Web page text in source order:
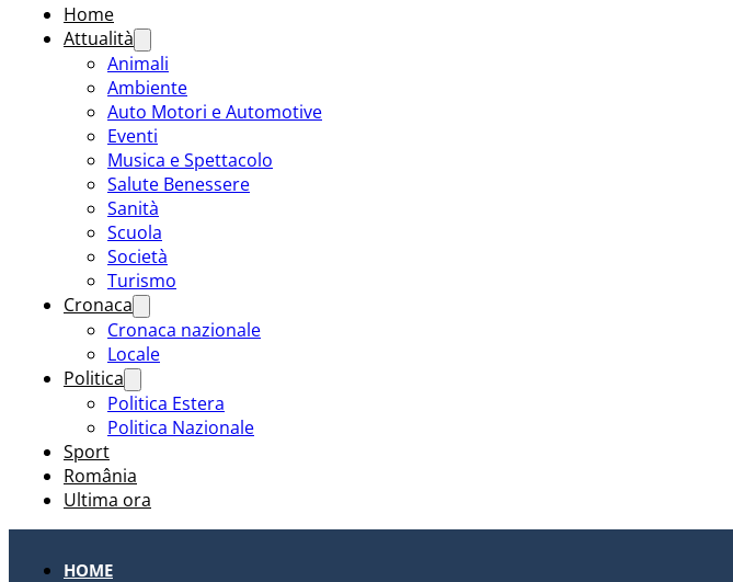
Home
Attualità
Animali
Ambiente
Auto Motori e Automotive
Eventi
Musica e Spettacolo
Salute Benessere
Sanità
Scuola
Società
Turismo
Cronaca
Cronaca nazionale
Locale
Politica
Politica Estera
Politica Nazionale
Sport
România
Ultima ora
HOME